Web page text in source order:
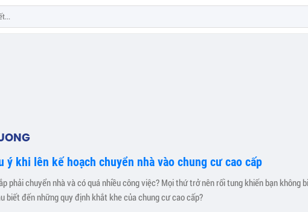
ý khi lên kế hoạch chuyển nhà vào chung cư cao cấp
phải chuyển nhà và có quá nhiều công việc? Mọi thứ trở nên rối tung khiến bạn không
biết đến những quy định khắt khe của chung cư cao cấp?